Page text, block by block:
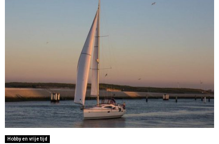
Hobby en vrije tijd